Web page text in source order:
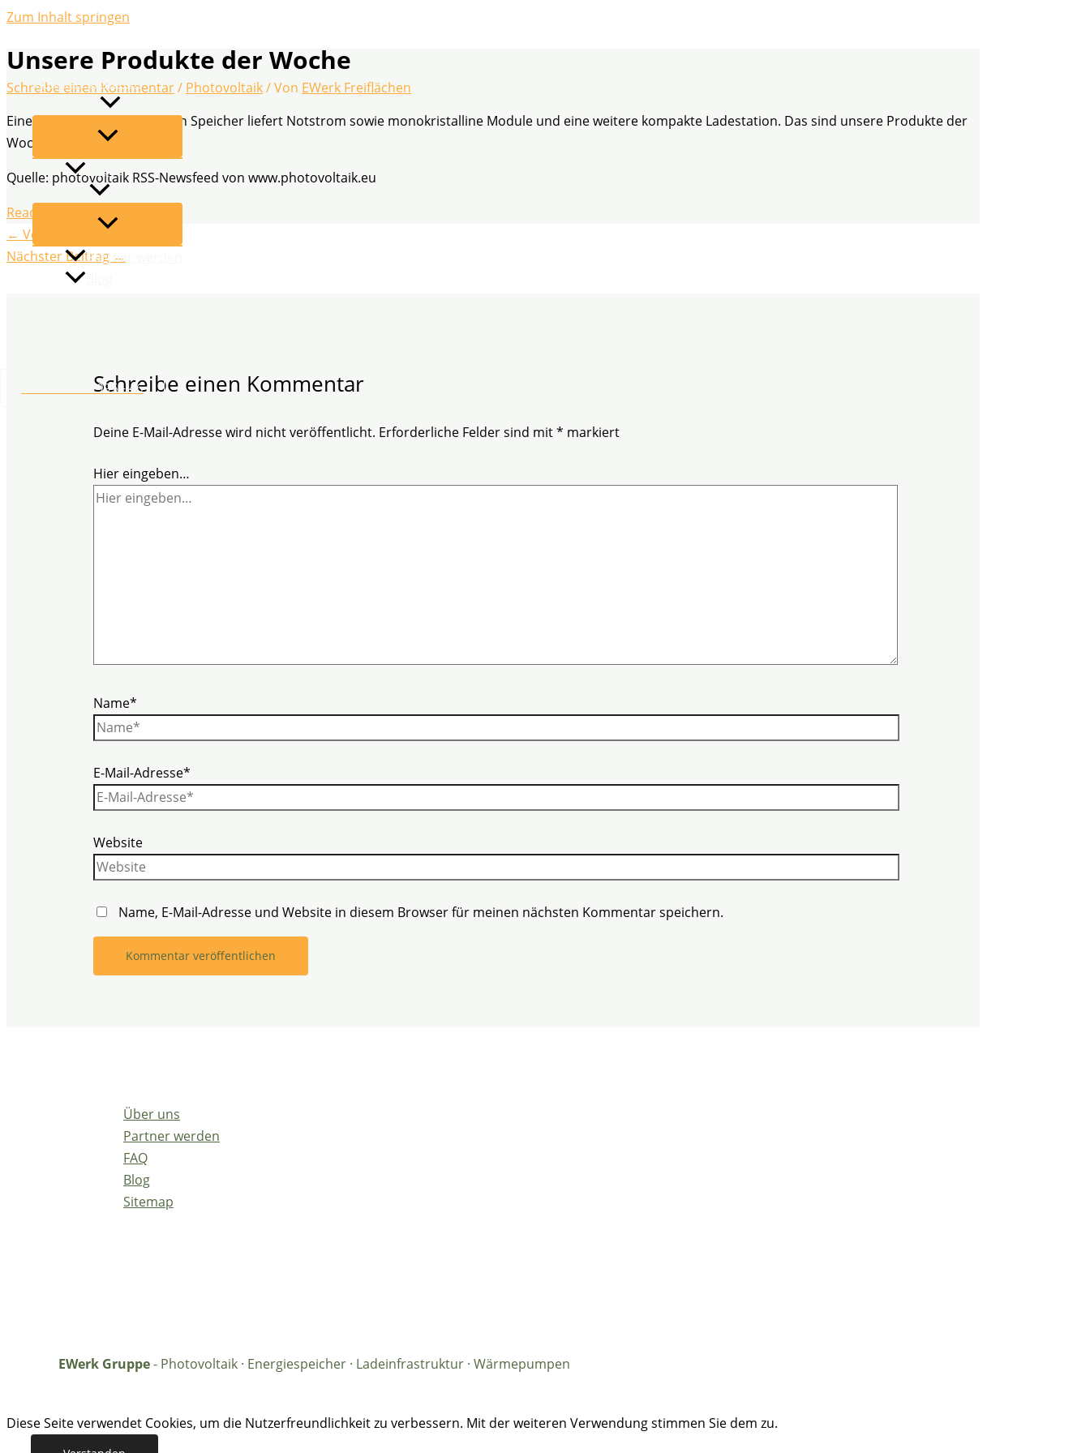
Zum Inhalt springen
EWerk Freiflächen
FAQ
Über uns
Partner werden
+49 2304 97 995 - 46
Unsere Produkte der Woche
Schreibe einen Kommentar/ Photovoltaik/ Von EWerk Freiflächen
Eine neue AC-Ladestation, ein Speicher liefert Notstrom sowie monokristalline Module und eine weitere kompakte Ladestation. Das sind unsere Produkte der
Woche.
Quelle: photovoltaik RSS-Newsfeed von www.photovoltaik.eu
Read More
← Vorheriger Beitrag
Nächster Beitrag →
Schreibe einen Kommentar
Deine E-Mail-Adresse wird nicht veröffentlicht. Erforderliche Felder sind mit* markiert
Hier eingeben…
Name*
E-Mail-Adresse*
Website
Name, E-Mail-Adresse und Website in diesem Browser für meinen nächsten Kommentar speichern.
Über uns
Partner werden
FAQ
Blog
Sitemap
EWerk Gruppe- Photovoltaik · Energiespeicher · Ladeinfrastruktur · Wärmepumpen
Diese Seite verwendet Cookies, um die Nutzerfreundlichkeit zu verbessern. Mit der weiteren Verwendung stimmen Sie dem zu.